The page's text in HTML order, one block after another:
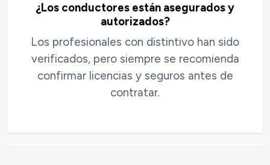
¿Los conductores están asegurados y
autorizados?
Los profesionales con distintivo han sido
verificados, pero siempre se recomienda
confirmar licencias y seguros antes de
contratar.